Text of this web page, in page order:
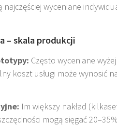
wyceniane
– skala produkcji
Często wyceniane
koszt usługi może wynosić
Im większy nakład
mogą sięgać